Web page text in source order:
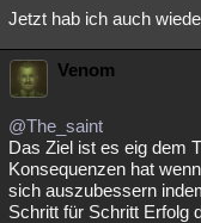
Jetzt hab ich auch
Venom
@The_saint
Das Ziel ist es eig dem
Konsequenzen hat
sich auszubessern
Schritt für Schritt Erfolg